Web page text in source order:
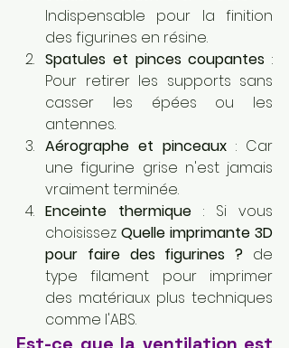
Indispensable pour la finition
des figurines en résine.
Spatules et pinces coupantes :
Pour retirer les supports sans
casser les épées ou les
antennes.
Aérographe et pinceaux : Car
une figurine grise n'est jamais
vraiment terminée.
Enceinte thermique : Si vous
choisissez Quelle imprimante 3D
pour faire des figurines ? de
type filament pour imprimer
des matériaux plus techniques
comme l'ABS.